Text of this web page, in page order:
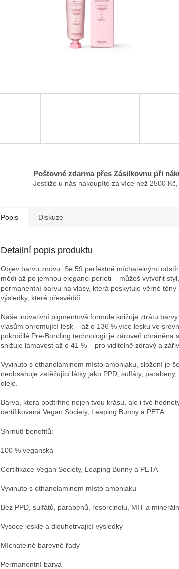
Poštovné zdarma přes Zásilkovnu při
Jestliže u nás nakoupíte za více než 2500
Popis Diskuze
Detailní popis produktu
Objev barvu znovu: Se 59 perfektně míchatelnými
mědi až po jemnou eleganci perleti – můžeš vytvořit
permanentní barvu na vlasy, která poskytuje věrné
výsledky, které přesvědčí.
Naše inovativní pigmentová formule snižuje ztrátu
vlasům ohromující lesk – až o 136 % více lesku ve
pokročilé Pre-Bonding technologii je zároveň chráněna
snižuje lámavost až o 41 % – pro viditelně zdravý a
Vyvinuto s ethanolaminem místo amoniaku, složení je
neobsahuje zatěžující látky jako PPD, sulfáty,
oleje.
Barva, která podtrhne nejen tvou krásu, ale i tvé
certifikovaná Vegan Society, Leaping Bunny a PETA.
Shrnutí benefitů:
100 % veganská
Certifikace Vegan Society, Leaping Bunny a PETA
Vyvinuto s ethanolaminem místo amoniaku
Bez PPD, sulfátů, parabenů, resorcinolu, MIT a
Vysoce lesklé a dlouhotrvající výsledky
Míchatelné barevné řady
Permanentní barva